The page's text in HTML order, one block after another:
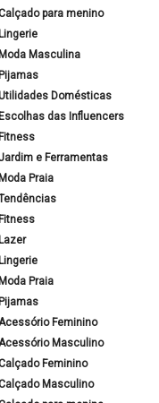
para menino
Masculina
Domésticas
das Influencers
e Ferramentas
Praia
Praia
Feminino
Masculino
Feminino
Masculino